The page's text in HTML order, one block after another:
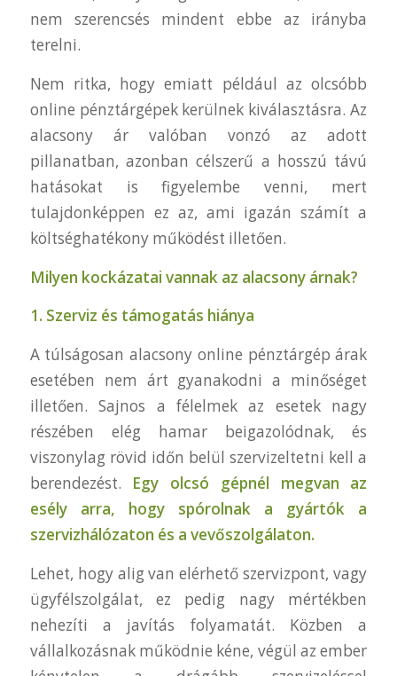
nem szerencsés mindent ebbe az irányba
terelni.
Nem ritka, hogy emiatt például az olcsóbb
online pénztárgépek kerülnek kiválasztásra. Az
alacsony ár valóban vonzó az adott
pillanatban, azonban célszerű a hosszú távú
hatásokat is figyelembe venni, mert
tulajdonképpen ez az, ami igazán számít a
költséghatékony működést illetően.
Milyen kockázatai vannak az alacsony árnak?
1. Szerviz és támogatás hiánya
A túlságosan alacsony online pénztárgép árak
esetében nem árt gyanakodni a minőséget
illetően. Sajnos a félelmek az esetek nagy
részében elég hamar beigazolódnak, és
viszonylag rövid időn belül szervizeltetni kell a
berendezést. Egy olcsó gépnél megvan az
esély arra, hogy spórolnak a gyártók a
szervizhálózaton és a vevőszolgálaton.
Lehet, hogy alig van elérhető szervizpont, vagy
ügyfélszolgálat, ez pedig nagy mértékben
nehezíti a javítás folyamatát. Közben a
vállalkozásnak működnie kéne, végül az ember